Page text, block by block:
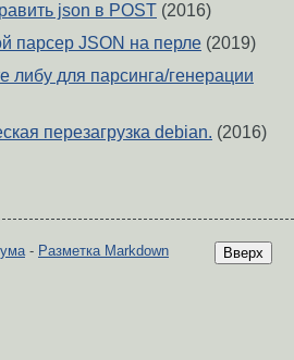
json в POST (2016)
парсер JSON на перле (2019)
либу для парсинга/генерации
перезагрузка debian. (2016)
Вверх
- Разметка Markdown